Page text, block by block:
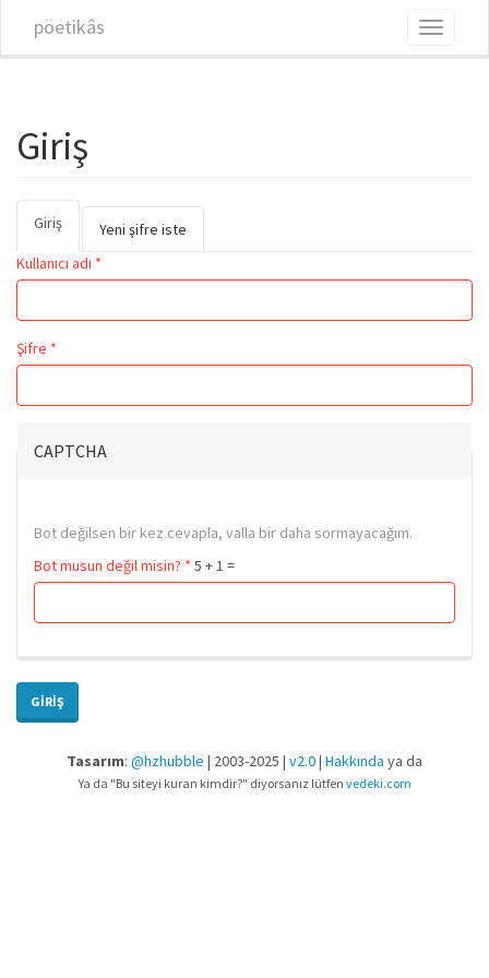
pöetikâs
Toggle
Giriş
Birincil sekmeler
Giriş
Yeni şifre iste
Kullanıcı adı *
Şifre *
CAPTCHA
Bot değilsen bir kez cevapla, valla bir daha sormayacağım.
Bot musun değil misin? * 5 + 1 =
GIRIŞ
Tasarım: @hzhubble | 2003-2025 | v2.0| Hakkında ya da
Ya da "Bu siteyi kuran kimdir?" diyorsanız lütfen vedeki.com